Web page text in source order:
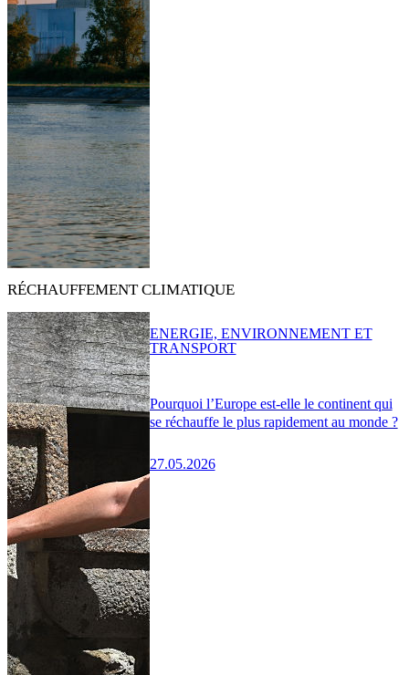
RÉCHAUFFEMENT CLIMATIQUE
Pourquoi l’Europe est-elle le continent qui
se réchauffe le plus rapidement au monde ?
27.05.2026
ENERGIE, ENVIRONNEMENT ET
TRANSPORT